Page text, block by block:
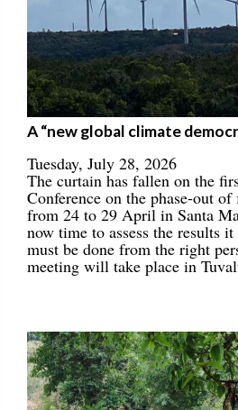
A “new global climate
Tuesday, July 28, 2026
The curtain has fallen on the
Conference on the phase-out
from 24 to 29 April in Santa
now time to assess the results
must be done from the right
meeting will take place in